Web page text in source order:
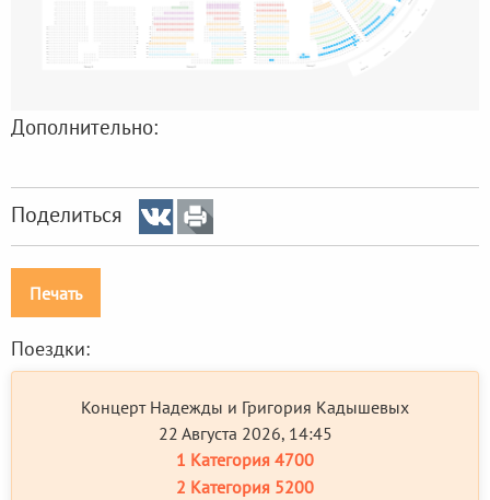
Дополнительно:
Поделиться
Печать
Поездки:
Концерт Надежды и Григория Кадышевых
22 Августа 2026, 14:45
1 Категория 4700
2 Категория 5200